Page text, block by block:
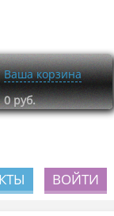
Ваша корзина
0 руб.
ВОЙТИ